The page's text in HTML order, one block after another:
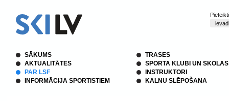
SĀKUMS
AKTUALITĀTES
PAR LSF
INFORMĀCIJA SPORTISTIEM
TRASES
SPORTA KLUBI UN SKOLAS
INSTRUKTORI
KALNU SLĒPOŠANA